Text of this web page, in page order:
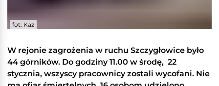
fot: Kaz
W rejonie zagrożenia w ruchu Szczygłowice było
44 górników. Do godziny 11.00 w środę, 22
stycznia, wszyscy pracownicy zostali wycofani. Nie